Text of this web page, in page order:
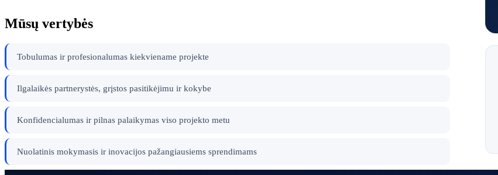
Mūsų vertybės
Tobulumas ir profesionalumas kiekviename projekte
Ilgalaikės partnerystės, grįstos pasitikėjimu ir kokybe
Konfidencialumas ir pilnas palaikymas viso projekto metu
Nuolatinis mokymasis ir inovacijos pažangiausiems sprendimams